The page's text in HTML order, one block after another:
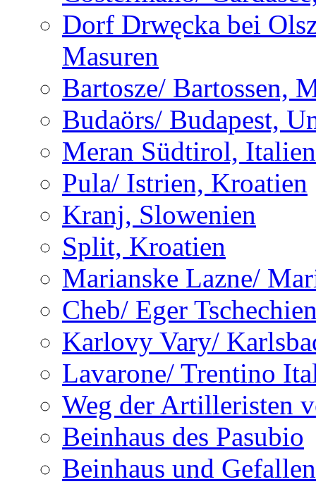
Dorf Drwęcka bei
Masuren
Bartosze/ Bartossen,
Budaörs/ Budapest,
Meran Südtirol, Italien
Pula/ Istrien, Kroatien
Kranj, Slowenien
Split, Kroatien
Marianske Lazne/
Cheb/ Eger
Karlovy Vary/
Lavarone/ Trentino
Weg der Artilleristen
Beinhaus des Pasubio
Beinhaus und